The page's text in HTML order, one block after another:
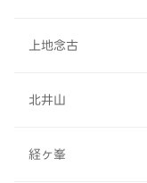
上地念古
北井山
経ヶ峯